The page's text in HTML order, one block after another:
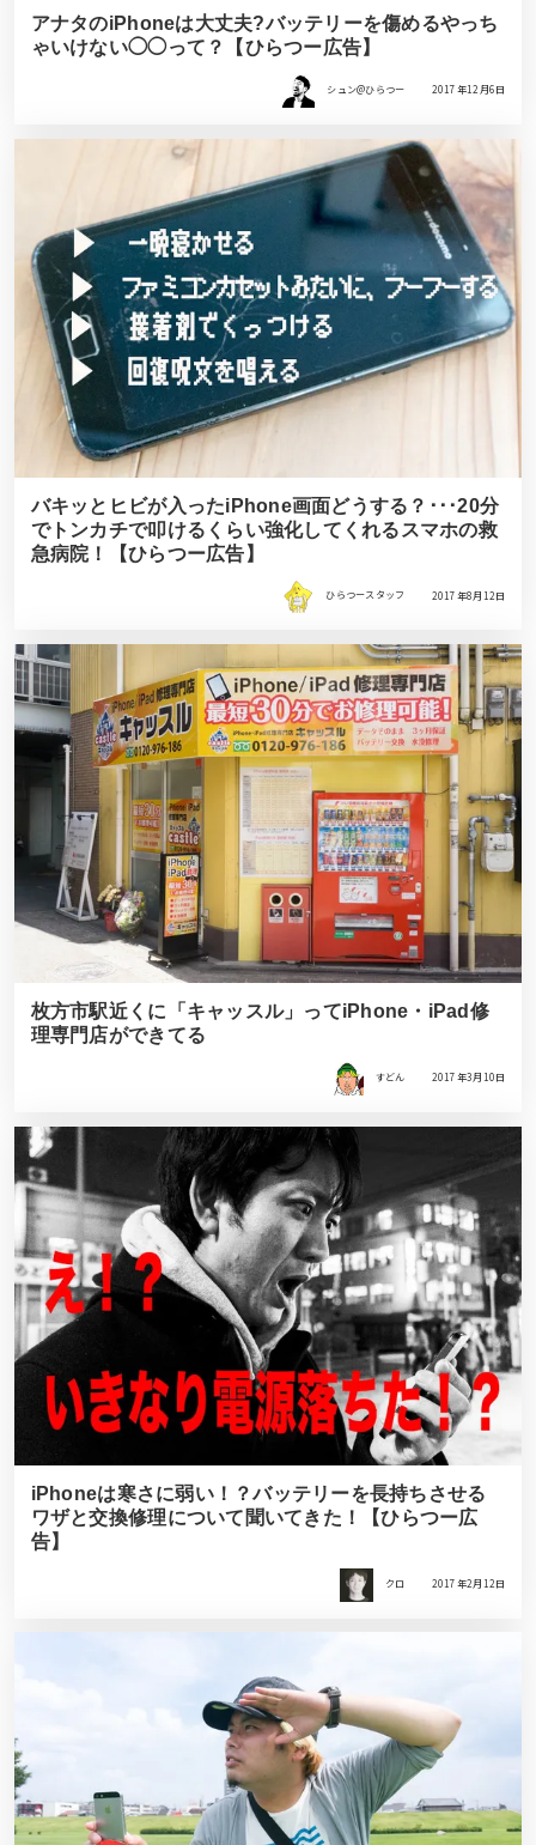
アナタのiPhoneは大丈夫?バッテリーを傷めるやっち
ゃいけない◯◯って？【ひらつー広告】
シュン@ひらつー 2017年12月6日
バキッとヒビが入ったiPhone画面どうする？･･･20分
でトンカチで叩けるくらい強化してくれるスマホの救
急病院！【ひらつー広告】
ひらつースタッフ 2017年8月12日
枚方市駅近くに「キャッスル」ってiPhone・iPad修
理専門店ができてる
すどん 2017年3月10日
iPhoneは寒さに弱い！？バッテリーを長持ちさせる
ワザと交換修理について聞いてきた！【ひらつー広
告】
クロ 2017年2月12日